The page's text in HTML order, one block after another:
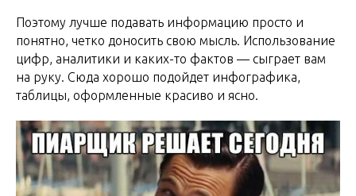
Поэтому лучше подавать информацию просто и
понятно, четко доносить свою мысль. Использование
цифр, аналитики и каких-то фактов — сыграет вам
на руку. Сюда хорошо подойдет инфографика,
таблицы, оформленные красиво и ясно.